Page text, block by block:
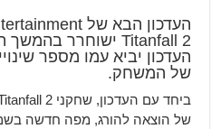
של המשחק.